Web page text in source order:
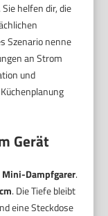
helfen dir, die
Szenario nenne
an Strom
und
Gerät
Mini-Dampfgarer.
. Die Tiefe bleibt
eine Steckdose